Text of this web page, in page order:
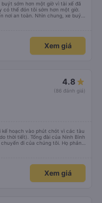
sớm hơn một giờ vì tài xế đã
có thể đón tôi sớm hơn một giờ.
nơi an toàn. Nhìn chung, xe buýt
Xem giá
4.8
(86 đánh giá)
kế hoạch vào phút chót vì các tàu
thời tiết). Tổng đài của Ninh Bình
đi của chúng tôi. Họ phản
WhatsApp. Chúng tôi rất tự
Xem giá